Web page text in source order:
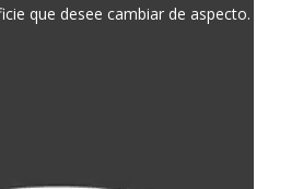
que desee cambiar de aspecto.